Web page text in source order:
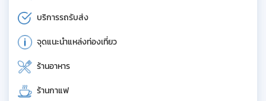
บริการรถรับส่ง
จุดแนะนำแหล่งท่องเที่ยว
ร้านอาหาร
ร้านกาแฟ